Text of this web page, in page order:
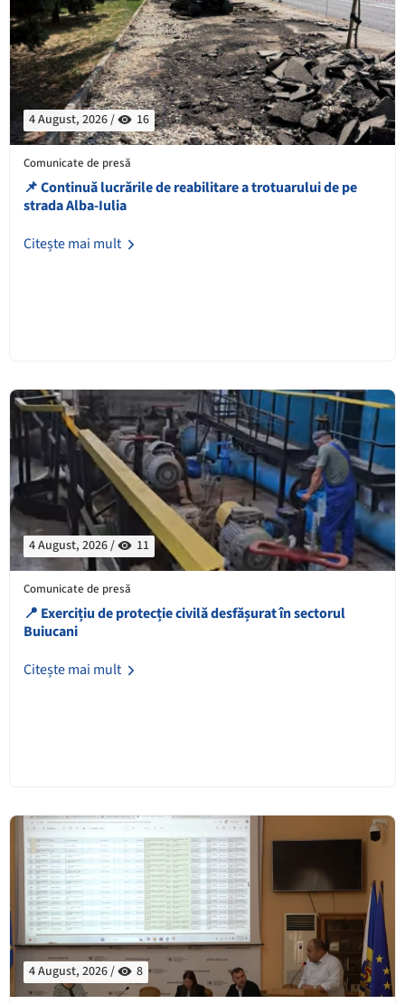
4 August, 2026 / 16
Comunicate de presă
📌 Continuă lucrările de reabilitare a trotuarului de pe
strada Alba-Iulia
Citește mai mult
4 August, 2026 / 11
Comunicate de presă
📍 Exercițiu de protecție civilă desfășurat în sectorul
Buiucani
Citește mai mult
4 August, 2026 / 8